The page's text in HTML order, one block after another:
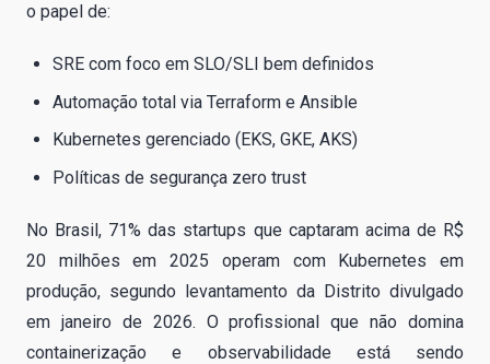
o papel de:
SRE com foco em SLO/SLI bem definidos
Automação total via Terraform e Ansible
Kubernetes gerenciado (EKS, GKE, AKS)
Políticas de segurança zero trust
No Brasil, 71% das startups que captaram acima de R$
20 milhões em 2025 operam com Kubernetes em
produção, segundo levantamento da Distrito divulgado
em janeiro de 2026. O profissional que não domina
containerização e observabilidade está sendo